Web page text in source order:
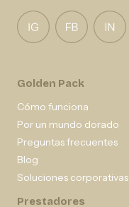
Golden Pack
Cómo funciona
Por un mundo dorado
Preguntas frecuentes
Blog
Soluciones corporativas
Prestadores